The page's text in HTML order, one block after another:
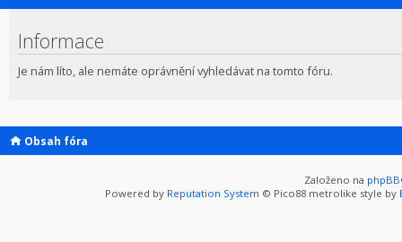
Informace
Je nám líto, ale nemáte oprávnění vyhledávat na tomto fóru.
Obsah fóra
Založeno na phpBB
Powered by Reputation System © Pico88 metrolike style by